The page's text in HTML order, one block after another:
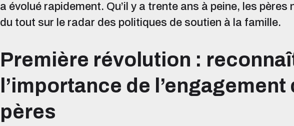
a évolué rapidement. Qu’il y a trente ans à peine, les pères
du tout sur le radar des politiques de soutien à la famille.
Première révolution :
l’importance de l’engagement
pères